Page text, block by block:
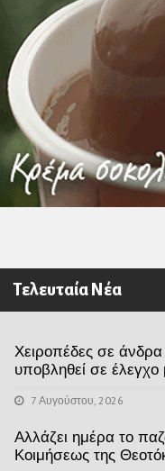
Τελευταία Νέα
Χειροπέδες σε
υποβληθεί σε έλεγχο
7 Αυγούστου, 2026
Αλλάζει ημέρα το
Κοιμήσεως της